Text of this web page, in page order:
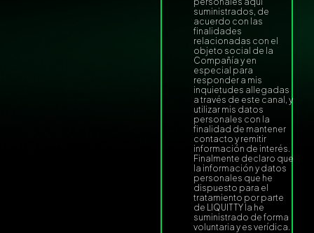
suministrados, de
acuerdo con las
finalidades
relacionadas con el
objeto social de la
Compañía y en
especial para
responder a mis
inquietudes allegadas
a través de este canal, y
utilizar mis datos
personales con la
finalidad de mantener
contacto y remitir
información de interés.
Finalmente declaro que
la información y datos
personales que he
dispuesto para el
tratamiento por parte
de LIQUITTY la he
suministrado de forma
voluntaria y es verídica.